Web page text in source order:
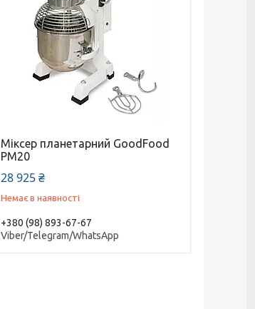
Міксер планетарний GoodFood
PM20
28 925 ₴
Немає в наявності
+380 (98) 893-67-67
Viber/Telegram/WhatsApp